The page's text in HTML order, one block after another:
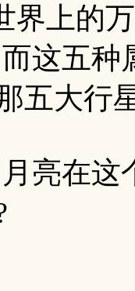
界上的
这五
五大行
亮在这